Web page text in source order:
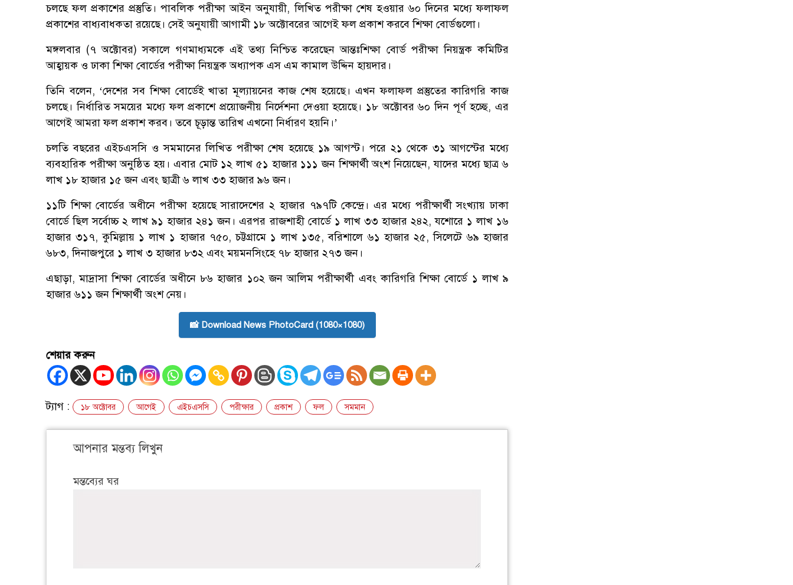
চলছে ফল প্রকাশের প্রস্তুতি। পাবলিক পরীক্ষা আইন অনুযায়ী, লিখিত পরীক্ষা শেষ হওয়ার ৬০ দিনের মধ্যে ফলাফল
প্রকাশের বাধ্যবাধকতা রয়েছে। সেই অনুযায়ী আগামী ১৮ অক্টোবরের আগেই ফল প্রকাশ করবে শিক্ষা বোর্ডগুলো।
মঙ্গলবার (৭ অক্টোবর) সকালে গণমাধ্যমকে এই তথ্য নিশ্চিত করেছেন আন্তঃশিক্ষা বোর্ড পরীক্ষা নিয়ন্ত্রক কমিটির
আহ্বায়ক ও ঢাকা শিক্ষা বোর্ডের পরীক্ষা নিয়ন্ত্রক অধ্যাপক এস এম কামাল উদ্দিন হায়দার।
তিনি বলেন, ‘দেশের সব শিক্ষা বোর্ডেই খাতা মূল্যায়নের কাজ শেষ হয়েছে। এখন ফলাফল প্রস্তুতের কারিগরি কাজ
চলছে। নির্ধারিত সময়ের মধ্যে ফল প্রকাশে প্রয়োজনীয় নির্দেশনা দেওয়া হয়েছে। ১৮ অক্টোবর ৬০ দিন পূর্ণ হচ্ছে, এর
আগেই আমরা ফল প্রকাশ করব। তবে চূড়ান্ত তারিখ এখনো নির্ধারণ হয়নি।’
চলতি বছরের এইচএসসি ও সমমানের লিখিত পরীক্ষা শেষ হয়েছে ১৯ আগস্ট। পরে ২১ থেকে ৩১ আগস্টের মধ্যে
ব্যবহারিক পরীক্ষা অনুষ্ঠিত হয়। এবার মোট ১২ লাখ ৫১ হাজার ১১১ জন শিক্ষার্থী অংশ নিয়েছেন, যাদের মধ্যে ছাত্র ৬
লাখ ১৮ হাজার ১৫ জন এবং ছাত্রী ৬ লাখ ৩৩ হাজার ৯৬ জন।
১১টি শিক্ষা বোর্ডের অধীনে পরীক্ষা হয়েছে সারাদেশের ২ হাজার ৭৯৭টি কেন্দ্রে। এর মধ্যে পরীক্ষার্থী সংখ্যায় ঢাকা
বোর্ডে ছিল সর্বোচ্চ ২ লাখ ৯১ হাজার ২৪১ জন। এরপর রাজশাহী বোর্ডে ১ লাখ ৩৩ হাজার ২৪২, যশোরে ১ লাখ ১৬
হাজার ৩১৭, কুমিল্লায় ১ লাখ ১ হাজার ৭৫০, চট্টগ্রামে ১ লাখ ১৩৫, বরিশালে ৬১ হাজার ২৫, সিলেটে ৬৯ হাজার
৬৮৩, দিনাজপুরে ১ লাখ ৩ হাজার ৮৩২ এবং ময়মনসিংহে ৭৮ হাজার ২৭৩ জন।
এছাড়া, মাদ্রাসা শিক্ষা বোর্ডের অধীনে ৮৬ হাজার ১০২ জন আলিম পরীক্ষার্থী এবং কারিগরি শিক্ষা বোর্ডে ১ লাখ ৯
হাজার ৬১১ জন শিক্ষার্থী অংশ নেয়।
📸 Download News PhotoCard (1080×1080)
শেয়ার করুন
ট্যাগ : ১৮ অক্টোবর আগেই এইচএসসি পরীক্ষার প্রকাশ ফল সমমান
আপনার মন্তব্য লিখুন
মন্তব্যের ঘর